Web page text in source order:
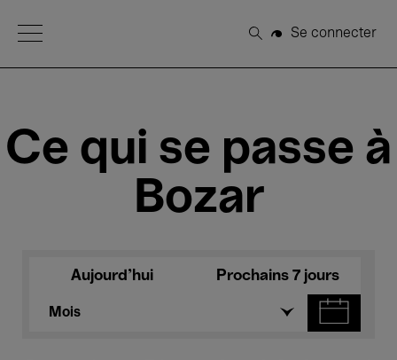
Open Menu
Rechercher
Se connecter
Ce qui se passe à
Bozar
Aujourd'hui Prochains 7 jours
Mois